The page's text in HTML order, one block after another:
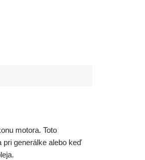
motora. Toto
pri generálke alebo keď